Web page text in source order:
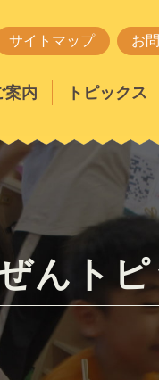
サイトマップ お
案内 トピックス
んト